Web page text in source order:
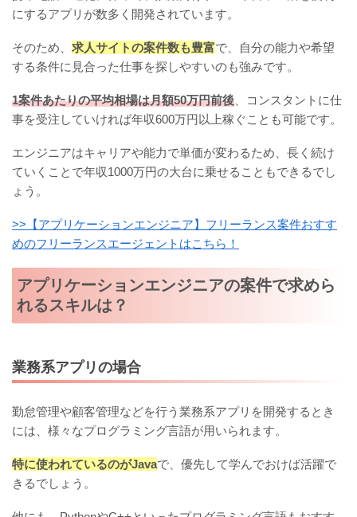
にするアプリが数多く開発されています。
そのため、 求人サイトの案件数も豊富で、自分の能力や希望
する条件に見合った仕事を探しやすいのも強みです。
1案件あたりの平均相場は月額50万円前後 、コンスタントに仕
事を受注していければ年収600万円以上稼ぐことも可能です。
エンジニアはキャリアや能力で単価が変わるため、長く続け
ていくことで年収1000万円の大台に乗せることもできるでし
ょう。
>>【アプリケーションエンジニア】フリーランス案件おすす
めのフリーランスエージェントはこちら！
アプリケーションエンジニアの案件で求めら
れるスキルは？
業務系アプリの場合
勤怠管理や顧客管理などを行う業務系アプリを開発するとき
には、様々なプログラミング言語が用いられます。
特に使われているのがJavaで、優先して学んでおけば活躍で
きるでしょう。